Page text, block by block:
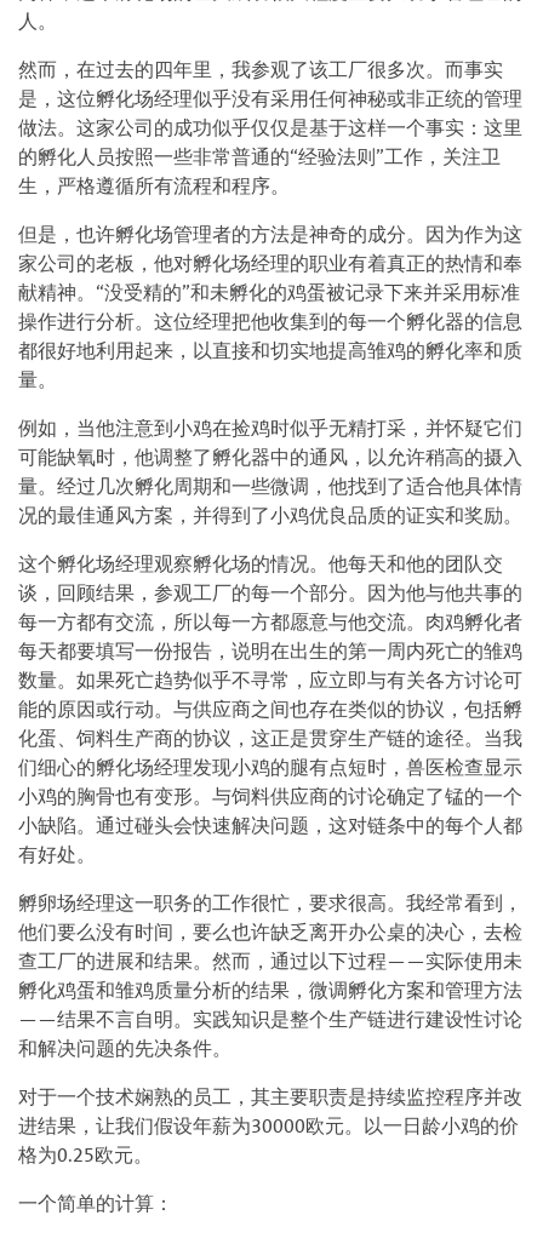
人。
然而，在过去的四年里，我参观了该工厂很多次。而事实
是，这位孵化场经理似乎没有采用任何神秘或非正统的管理
做法。这家公司的成功似乎仅仅是基于这样一个事实：这里
的孵化人员按照一些非常普通的“经验法则”工作，关注卫
生，严格遵循所有流程和程序。
但是，也许孵化场管理者的方法是神奇的成分。因为作为这
家公司的老板，他对孵化场经理的职业有着真正的热情和奉
献精神。“没受精的”和未孵化的鸡蛋被记录下来并采用标准
操作进行分析。这位经理把他收集到的每一个孵化器的信息
都很好地利用起来，以直接和切实地提高雏鸡的孵化率和质
量。
例如，当他注意到小鸡在捡鸡时似乎无精打采，并怀疑它们
可能缺氧时，他调整了孵化器中的通风，以允许稍高的摄入
量。经过几次孵化周期和一些微调，他找到了适合他具体情
况的最佳通风方案，并得到了小鸡优良品质的证实和奖励。
这个孵化场经理观察孵化场的情况。他每天和他的团队交
谈，回顾结果，参观工厂的每一个部分。因为他与他共事的
每一方都有交流，所以每一方都愿意与他交流。肉鸡孵化者
每天都要填写一份报告，说明在出生的第一周内死亡的雏鸡
数量。如果死亡趋势似乎不寻常，应立即与有关各方讨论可
能的原因或行动。与供应商之间也存在类似的协议，包括孵
化蛋、饲料生产商的协议，这正是贯穿生产链的途径。当我
们细心的孵化场经理发现小鸡的腿有点短时，兽医检查显示
小鸡的胸骨也有变形。与饲料供应商的讨论确定了锰的一个
小缺陷。通过碰头会快速解决问题，这对链条中的每个人都
有好处。
孵卵场经理这一职务的工作很忙，要求很高。我经常看到，
他们要么没有时间，要么也许缺乏离开办公桌的决心，去检
查工厂的进展和结果。然而，通过以下过程——实际使用未
孵化鸡蛋和雏鸡质量分析的结果，微调孵化方案和管理方法
——结果不言自明。实践知识是整个生产链进行建设性讨论
和解决问题的先决条件。
对于一个技术娴熟的员工，其主要职责是持续监控程序并改
进结果，让我们假设年薪为30000欧元。以一日龄小鸡的价
格为0.25欧元。
一个简单的计算：